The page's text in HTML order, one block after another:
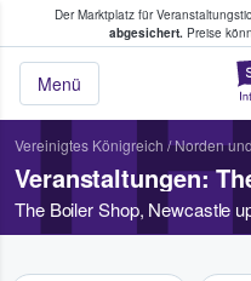
Der Marktplatz für
abgesichert.Preise
Menü
Tickets kaufen
Vereinigtes Königreich /Norden
Veranstaltungen:
The Boiler Shop, Newcastle